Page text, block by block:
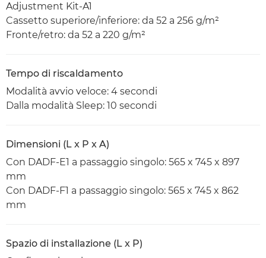
Adjustment Kit-A1
Cassetto superiore/inferiore: da 52 a 256 g/m²
Fronte/retro: da 52 a 220 g/m²
Tempo di riscaldamento
Modalità avvio veloce: 4 secondi
Dalla modalità Sleep: 10 secondi
Dimensioni (L x P x A)
Con DADF-E1 a passaggio singolo: 565 x 745 x 897
mm
Con DADF-F1 a passaggio singolo: 565 x 745 x 862
mm
Spazio di installazione (L x P)